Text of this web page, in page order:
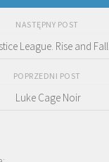
NASTĘPNY POST
League. Rise and Fall
POPRZEDNI POST
Luke Cage Noir